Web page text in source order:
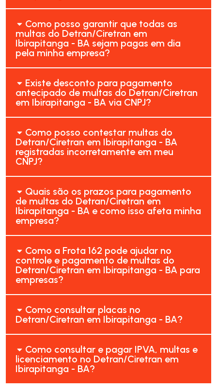
Como posso garantir que todas as
multas do Detran/Ciretran em
Ibirapitanga - BA sejam pagas em dia
pela minha empresa?
Existe desconto para pagamento
antecipado de multas do Detran/Ciretran
em Ibirapitanga - BA via CNPJ?
Como posso contestar multas do
Detran/Ciretran em Ibirapitanga - BA
registradas incorretamente em meu
CNPJ?
Quais são os prazos para pagamento
de multas do Detran/Ciretran em
Ibirapitanga - BA e como isso afeta minha
empresa?
Como a Frota 162 pode ajudar no
controle e pagamento de multas do
Detran/Ciretran em Ibirapitanga - BA para
empresas?
Como consultar placas no
Detran/Ciretran em Ibirapitanga - BA?
Como consultar e pagar IPVA, multas e
licenciamento no Detran/Ciretran em
Ibirapitanga - BA?